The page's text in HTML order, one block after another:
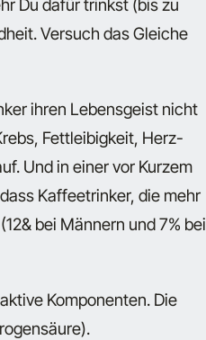
Du dafür trinkst (bis zu
Versuch das Gleiche
ihren Lebensgeist nicht
Fettleibigkeit, Herz-
Und in einer vor Kurzem
Kaffeetrinker, die mehr
bei Männern und 7% bei
Komponenten. Die